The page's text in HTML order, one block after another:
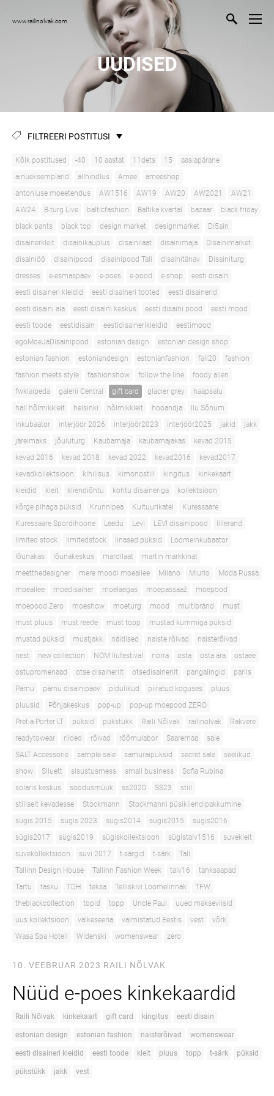
www.railinolvak.com
UUDISED
FILTREERI POSTITUSI
Kõik postitused -40 10 aastat 11dets 15
aasiapärane
ainueksemplarid
allhindlus Amee
ameeshop
antoniuse moeetendus
AW1516 AW19 AW20 AW2021
AW21
AW24
B-turg Live balticfashion Baltika kvartal bazaar
black friday
black pants
black top design market designmarket
Di5ain
disainerkleit
disainikauplus disainilaat disainimaja
Disainimarket
disainiöö
disainipood disainipood Tali disainitänav
Disainiturg
dresses
e-esmaspäev e-poes e-pood e-shop
eesti disain
eesti disaineri kleidid
eesti disaineri tooted
eesti disainerid
eesti disaini ala
eesti disaini keskus eesti disaini pood
eesti mood
eesti toode
eestidisain eestidisainerikleidid
eestimood
egoMoeJaDisainipood
estonian design
estonian design shop
estonian fashion
estoniandesign estonianfashion fall20
fashion
fashion meets style
fashionshow follow the line
foody allen
fwklaipeda
galerii Central gift card glacier grey
haapsalu
hall hõlmikkleit
helsinki hõlmikkleit hooandja
Ilu Sõnum
inkubaator
interjöör 2026 Interjöör2023 interjöör2025 jakid
jakk
järelmaks
jõuluturg Kaubamaja kaubamajakas
kevad 2015
kevad 2016
kevad 2018 kevad 2022 kevad2016
kevad2017
kevadkollektsioon
kihilisus kimonostiil kingitus
kinkekaart
kleidid
kleit kliendiõhtu kohtu disaineriga
kollektsioon
kõrge pihaga püksid
Krunnipea Kultuurikatel
Kuressaare
Kuressaare Spordihoone
Leedu Levi LEVI disainipood
lillerand
limited stock
limitedstock linased püksid
Loomeinkubaator
lõunakas
lõunakeskus mardilaat
martin markkinat
meetthedesigner
mere moodi moeallee Milano Miurio
Moda Russa
moeallee
moedisainer moelaegas moepassaaž
moepood
moepood Zero
moeshow moeturg mood multibränd
must
must pluus
must reede must topp
mustad kummiga püksid
mustad püksid
mustjakk näidised naiste rõivad
naisterõivad
nest
new collection NOM Ilufestival norra osta osta ära
ostaee
ostupromenaad
otse disainerilt otsedisainerilt pangalingid
pariis
Pärnu
pärnu disainipäev pidulikud piiratud koguses
pluus
pluusid
Põhjakeskus pop-up
pop-up moepood ZERO
Pret-a-Porter LT
püksid pükstükk Raili Nõlvak railinolvak
Rakvere
readytowear
riided rõivad rõõmulabor Saaremaa
sale
SALT Accessorie
sample sale samuraipüksid secret sale
seelikud
show
Siluett sisustusmess small business
Sofia Rubina
solaris keskus
soodusmüük ss2020 SS23
stiil
stiilselt kevadesse
Stockmann
Stockmanni püsikliendipakkumine
sügis 2015
sügis 2023 sügis2014 sügis2015
sügis2016
sügis2017
sügis2019 sügiskollektsioon sügistalv1516
suvekleit
suvekollektsioon
suvi 2017 t-särgid t-särk
Tali
Tallinn Design House
Tallinn Fashion Week talv16
tanksaapad
Tartu
tasku TDH teksa Telliskivi Loomelinnak
TFW
theblackcollection
topid topp Uncle Paul
uued makseviisid
uus kollektsioon
väikeseeria valmistatud Eestis vest
võrk
Wasa Spa Hotell
Widenski womenswear zero
10. VEEBRUAR 2023 RAILI NÕLVAK
Nüüd e-poes kinkekaardid
Raili Nõlvak kinkekaart gift card kingitus eesti disain
estonian design estonian fashion naisterõivad womenswear
eesti disaineri kleidid eesti toode kleit pluus topp t-särk püksid
pükstükk jakk vest